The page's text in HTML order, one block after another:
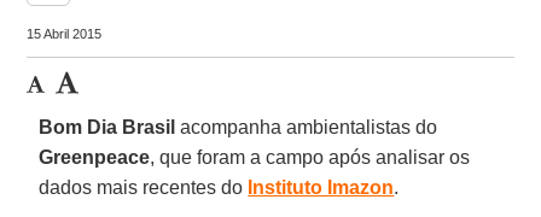
15 Abril 2015
Bom Dia Brasil acompanha ambientalistas do
Greenpeace, que foram a campo após analisar os
dados mais recentes do Instituto Imazon.